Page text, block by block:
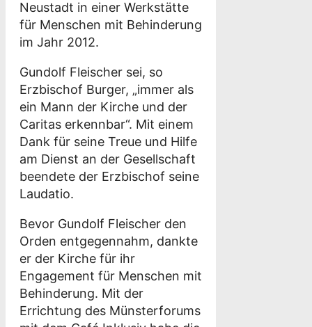
Neustadt in einer Werkstätte
für Menschen mit Behinderung
im Jahr 2012.
Gundolf Fleischer sei, so
Erzbischof Burger, „immer als
ein Mann der Kirche und der
Caritas erkennbar“. Mit einem
Dank für seine Treue und Hilfe
am Dienst an der Gesellschaft
beendete der Erzbischof seine
Laudatio.
Bevor Gundolf Fleischer den
Orden entgegennahm, dankte
er der Kirche für ihr
Engagement für Menschen mit
Behinderung. Mit der
Errichtung des Münsterforums